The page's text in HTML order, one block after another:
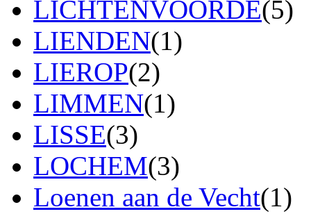
LICHTENVOORDE(5)
LIENDEN(1)
LIEROP(2)
LIMMEN(1)
LISSE(3)
LOCHEM(3)
Loenen aan de Vecht(1)